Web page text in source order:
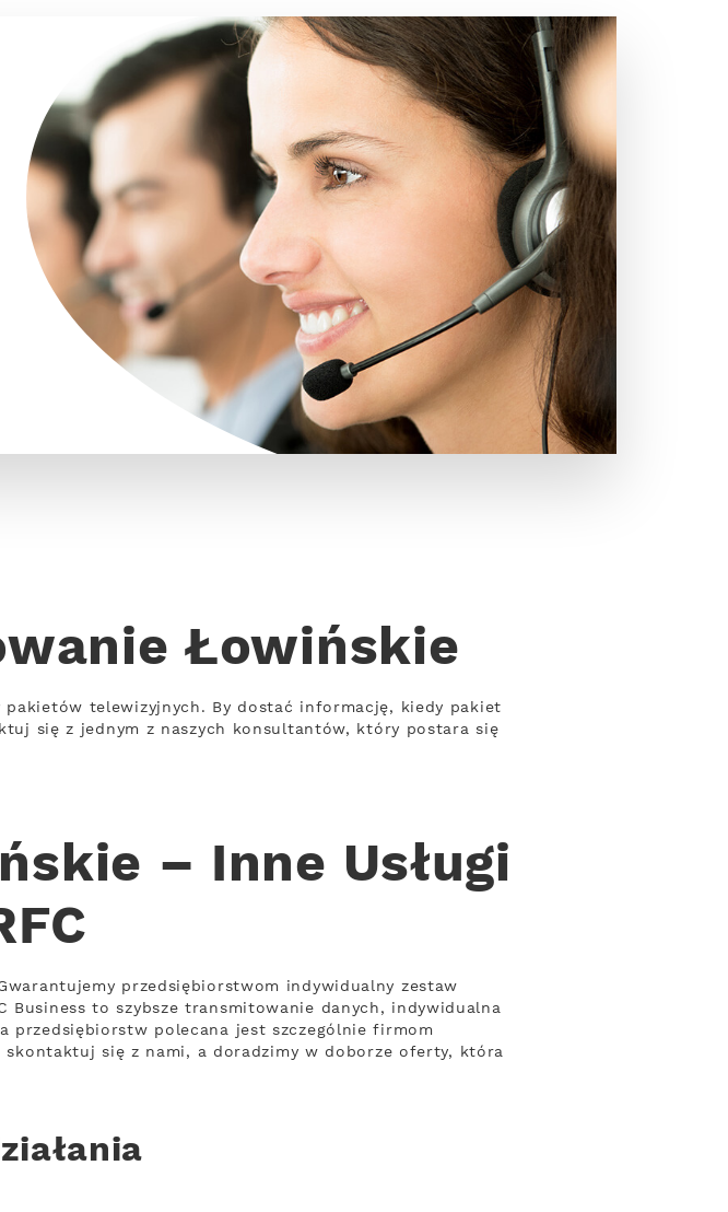
Łowińskie
telewizyjnych. By dostać informację, kiedy pakiet
się z jednym z naszych konsultantów, który postara się
– Inne Usługi
przedsiębiorstwom indywidualny zestaw
Business to szybsze transmitowanie danych, indywidualna
przedsiębiorstw polecana jest szczególnie firmom
się z nami, a doradzimy w doborze oferty, która